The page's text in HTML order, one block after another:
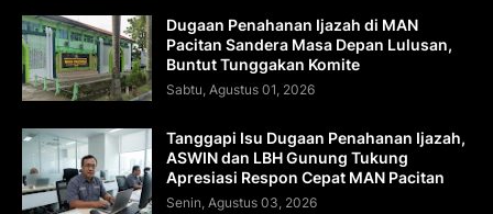
Dugaan Penahanan Ijazah di MAN
Pacitan Sandera Masa Depan Lulusan,
Buntut Tunggakan Komite
Sabtu, Agustus 01, 2026
Tanggapi Isu Dugaan Penahanan Ijazah,
ASWIN dan LBH Gunung Tukung
Apresiasi Respon Cepat MAN Pacitan
Senin, Agustus 03, 2026